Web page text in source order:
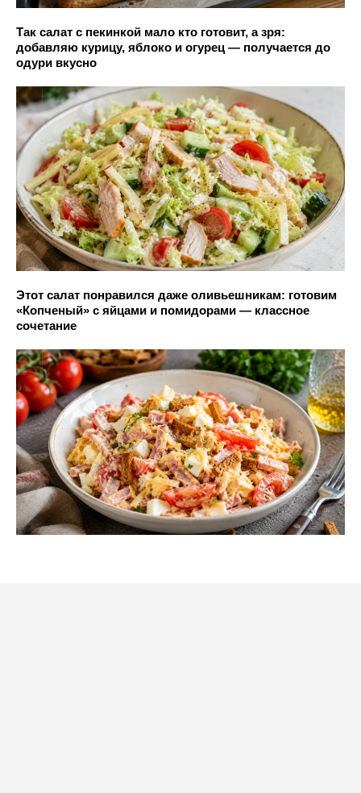
Так салат с пекинкой мало кто готовит, а зря:
добавляю курицу, яблоко и огурец — получается до
одури вкусно
Этот салат понравился даже оливьешникам: готовим
«Копченый» с яйцами и помидорами — классное
сочетание